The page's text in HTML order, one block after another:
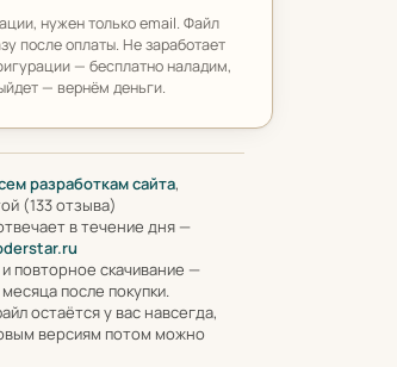
нужен только email. Файл
после оплаты. Не заработает
— бесплатно наладим,
— вернём деньги.
разработкам сайта,
(133 отзыва)
в течение дня —
повторное скачивание —
после покупки.
остаётся у вас навсегда,
версиям потом можно